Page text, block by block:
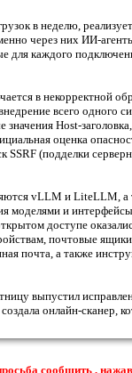
в неделю,
через них ИИ-
каждого
в некорректной
всего одного
Host-
оценка
SSRF (подделки
vLLM и LiteLLM, а
моделями и
доступе
почтовые ящики
почта, а также
выпустил
онлайн-сканер,
сообщить ,